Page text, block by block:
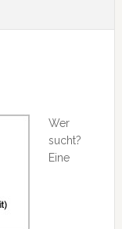
Wer
sucht?
Eine